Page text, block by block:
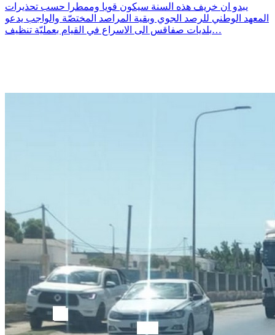
يبدو ان خريف هذه السنة سيكون قويا وممطرا حسب تحذيرات
المعهد الوطني للرصد الجوي وبقية المراصد المختصّة والواجب يدعو
بلديات صفاقس الى الاسراع في القيام بعمليّة تنظيف…